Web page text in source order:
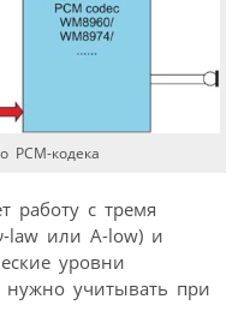
кодека
работу с тремя
law или A-low) и
уровни
учитывать при